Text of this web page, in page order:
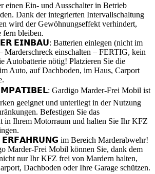
einen Ein- und Ausschalter in Betrieb
Dank der integrierten Intervallschaltung
wird der Gewöhnungseffekt verhindert,
fern bleiben.
𝗘𝗜𝗡𝗕𝗔𝗨: Batterien einlegen (nicht im
Marderschreck einschalten – FERTIG, kein
Autobatterie nötig! Platzieren Sie die
Auto, auf Dachboden, im Haus, Carport
Gardigo Marder-Frei Mobil ist
geeignet und unterliegt in der Nutzung
Befestigen Sie das
in Ihrem Motorraum und halten Sie Ihr KFZ
im Bereich Marderabwehr!
Marder-Frei Mobil können Sie, dank dem
nur Ihr KFZ frei von Mardern halten,
Dachboden oder Ihre Garage schützen.